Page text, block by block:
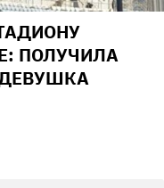
ПОЛУЧИЛА